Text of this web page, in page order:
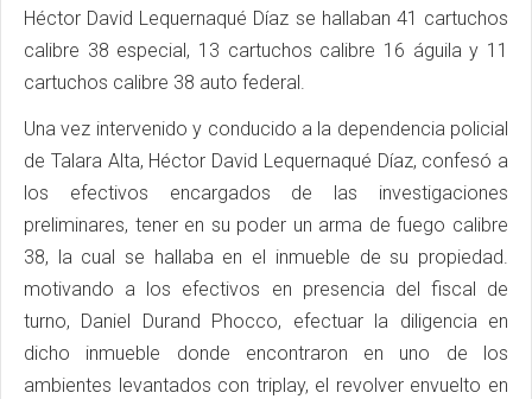
Héctor David Lequernaqué Díaz se hallaban 41 cartuchos
calibre 38 especial, 13 cartuchos calibre 16 águila y 11
cartuchos calibre 38 auto federal.
Una vez intervenido y conducido a la dependencia policial
de Talara Alta, Héctor David Lequernaqué Díaz, confesó a
los efectivos encargados de las investigaciones
preliminares, tener en su poder un arma de fuego calibre
38, la cual se hallaba en el inmueble de su propiedad.
motivando a los efectivos en presencia del fiscal de
turno, Daniel Durand Phocco, efectuar la diligencia en
dicho inmueble donde encontraron en uno de los
ambientes levantados con triplay, el revolver envuelto en